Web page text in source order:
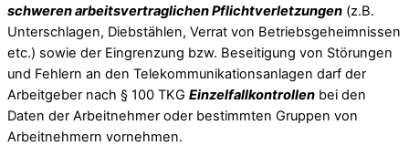
schweren arbeitsvertraglichen Pflichtverletzungen (z.B.
Unterschlagen, Diebstählen, Verrat von Betriebsgeheimnissen
etc.) sowie der Eingrenzung bzw. Beseitigung von Störungen
und Fehlern an den Telekommunikationsanlagen darf der
Arbeitgeber nach § 100 TKG Einzelfallkontrollen bei den
Daten der Arbeitnehmer oder bestimmten Gruppen von
Arbeitnehmern vornehmen.